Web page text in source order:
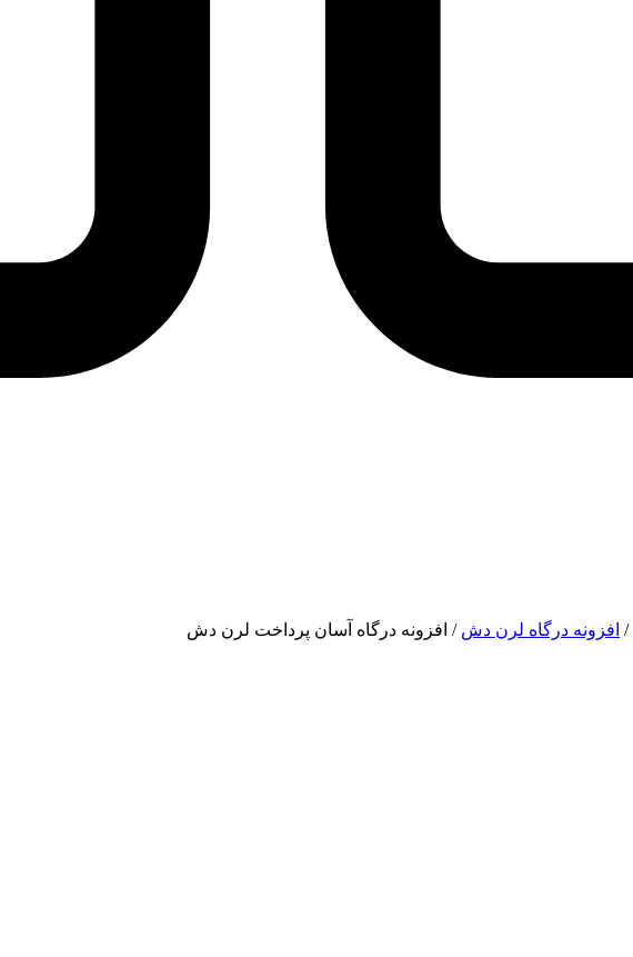
/ افزونه درگاه لرن دش / افزونه درگاه آسان پرداخت لرن دش